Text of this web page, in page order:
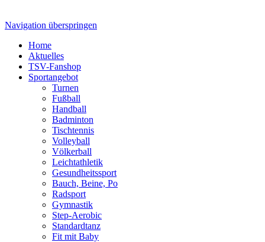
Navigation überspringen
Home
Aktuelles
TSV-Fanshop
Sportangebot
Turnen
Fußball
Handball
Badminton
Tischtennis
Volleyball
Völkerball
Leichtathletik
Gesundheitssport
Bauch, Beine, Po
Radsport
Gymnastik
Step-Aerobic
Standardtanz
Fit mit Baby